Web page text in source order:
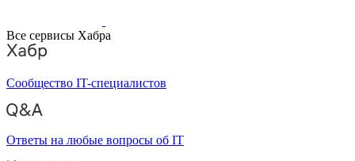
Все сервисы Хабра
Сообщество IT-специалистов
Ответы на любые вопросы об IT